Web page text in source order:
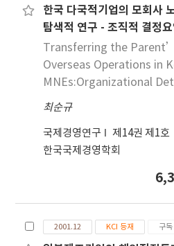
한국 다국적기업의 모회사
탐색적 연구 - 조직적 결정
Transferring the
Overseas Operations in
MNEs:Organizational
최순규
국제경영연구 제14권 제1호
한국국제경영학회
2001.12 KCI 등재 구